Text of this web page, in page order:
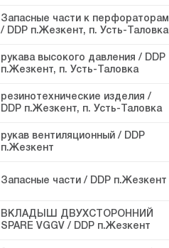
Запасные части к перфораторам
/ DDP п.Жезкент, п. Усть-Таловка
рукава высокого давления / DDP
п.Жезкент, п. Усть-Таловка
резинотехнические изделия /
DDP п.Жезкент, п. Усть-Таловка
рукав вентиляционный / DDP
п.Жезкент
Запасные части / DDP п.Жезкент
ВКЛАДЫШ ДВУХСТОРОННИЙ
SPARE VGGV / DDP п.Жезкент